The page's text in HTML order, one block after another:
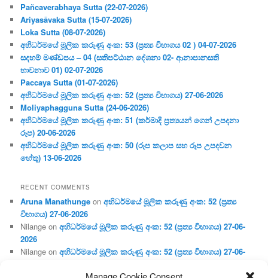
Pañcaverabhaya Sutta (22-07-2026)
Ariyasāvaka Sutta (15-07-2026)
Loka Sutta (08-07-2026)
අභිධර්මයේ මූලික කරුණු අංක: 53 (ප්‍ර‍ත්‍ය විභාගය 02 ) 04-07-2026
සදහම් මණ්ඩපය – 04 (සතිපට්ඨාන දේශනා 02- ආනාපානසති
භාවනාව 01) 02-07-2026
Paccaya Sutta (01-07-2026)
අභිධර්මයේ මූලික කරුණු අංක: 52 (ප්‍ර‍ත්‍ය විභාගය) 27-06-2026
Moliyaphagguna Sutta (24-06-2026)
අභිධර්මයේ මූලික කරුණු අංක: 51 (කර්මාදි ප්‍ර‍ත්‍යයන් ගෙන් උපදනා
රූප) 20-06-2026
අභිධර්මයේ මූලික කරුණු අංක: 50 (රූප කලාප සහ රූප උපදවන
හේතු) 13-06-2026
RECENT COMMENTS
Aruna Manathunge onඅභිධර්මයේ මූලික කරුණු අංක: 52 (ප්‍ර‍ත්‍ය
විභාගය) 27-06-2026
Nilange onඅභිධර්මයේ මූලික කරුණු අංක: 52 (ප්‍ර‍ත්‍ය විභාගය) 27-06-
2026
Nilange onඅභිධර්මයේ මූලික කරුණු අංක: 52 (ප්‍ර‍ත්‍ය විභාගය) 27-06-